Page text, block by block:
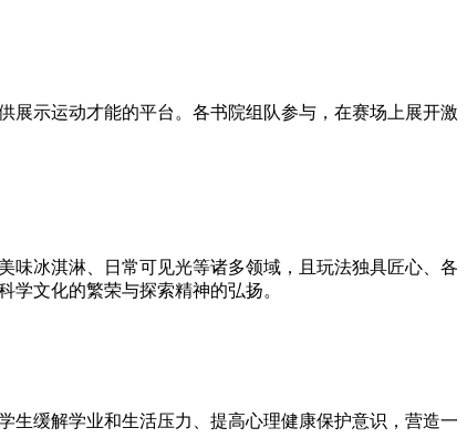
展示运动才能的平台。各书院组队参与，在赛场上展开激
味冰淇淋、日常可见光等诸多领域，且玩法独具匠心、各
文化的繁荣与探索精神的弘扬。
生缓解学业和生活压力、提高心理健康保护意识，营造一